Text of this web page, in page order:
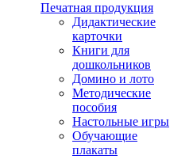
Печатная продукция
Дидактические
карточки
Книги для
дошкольников
Домино и лото
Методические
пособия
Настольные игры
Обучающие
плакаты